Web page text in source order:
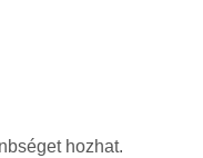
hozhat.